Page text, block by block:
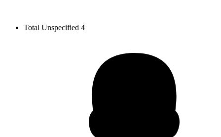
Total Unspecified 4